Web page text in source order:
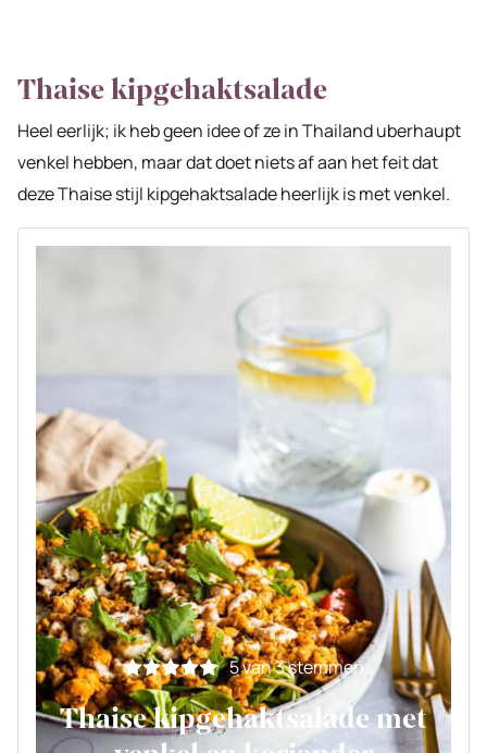
Thaise kipgehaktsalade
Heel eerlijk; ik heb geen idee of ze in Thailand uberhaupt
venkel hebben, maar dat doet niets af aan het feit dat
deze Thaise stijl kipgehaktsalade heerlijk is met venkel.
5van3stemmen
Thaise kipgehaktsalade met